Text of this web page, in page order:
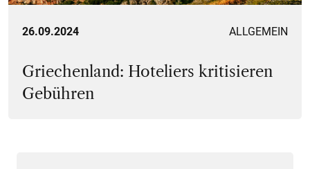
26.09.2024 ALLGEMEIN
Griechenland: Hoteliers kritisieren
Gebühren